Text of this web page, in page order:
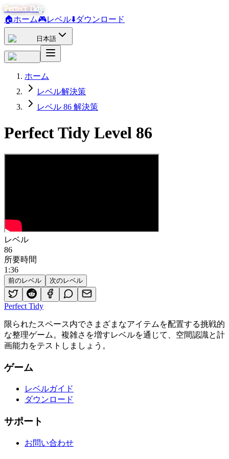
Perfect Tidy
🏠ホーム🎮レベル⬇️ダウンロード
日本語
ホーム
レベル解決策
レベル 86 解決策
Perfect Tidy Level 86
レベル
86
所要時間
1 :36
前のレベル 次のレベル
Perfect Tidy
限られたスペース内でさまざまなアイテムを配置する挑戦的
な整理ゲーム。複雑さを増すレベルを通じて、空間認識と計
画能力をテストしましょう。
ゲーム
レベルガイド
ダウンロード
サポート
お問い合わせ